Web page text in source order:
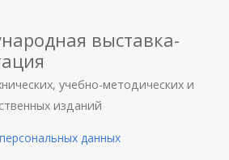
выставка-
учебно-методических и
изданий
данных